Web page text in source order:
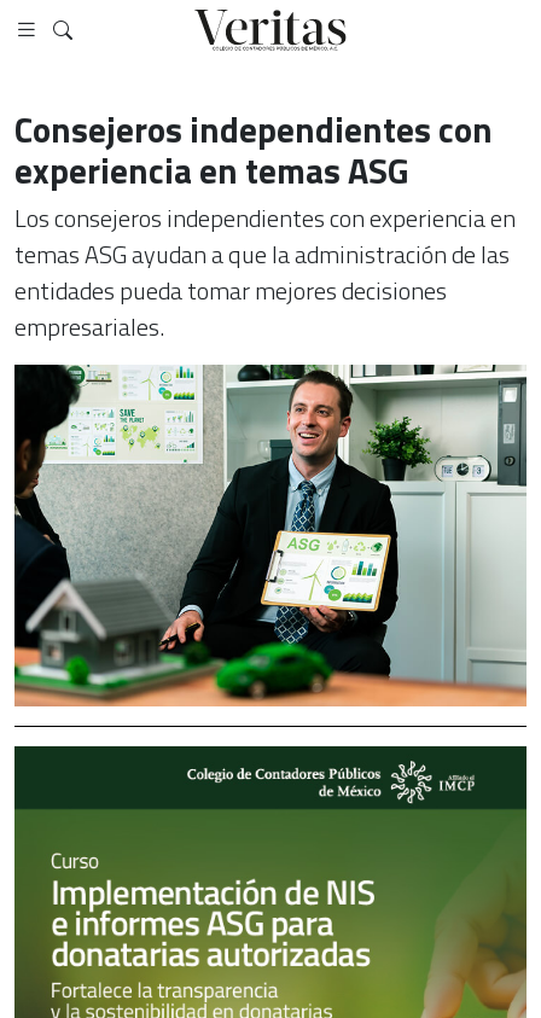
Consejeros independientes con
experiencia en temas ASG
Los consejeros independientes con experiencia en
temas ASG ayudan a que la administración de las
entidades pueda tomar mejores decisiones
empresariales.